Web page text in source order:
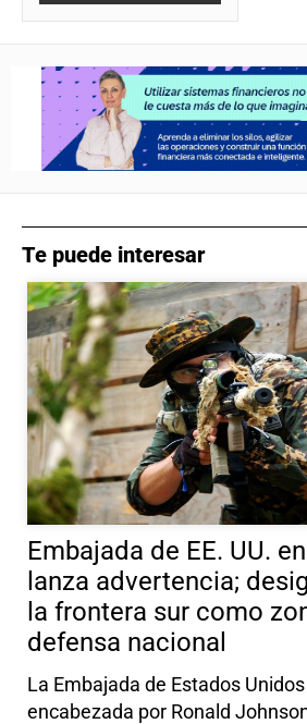
Te puede interesar
Embajada de EE. UU.
lanza advertencia;
la frontera sur como
defensa nacional
La Embajada de Estados
encabezada por Ronald